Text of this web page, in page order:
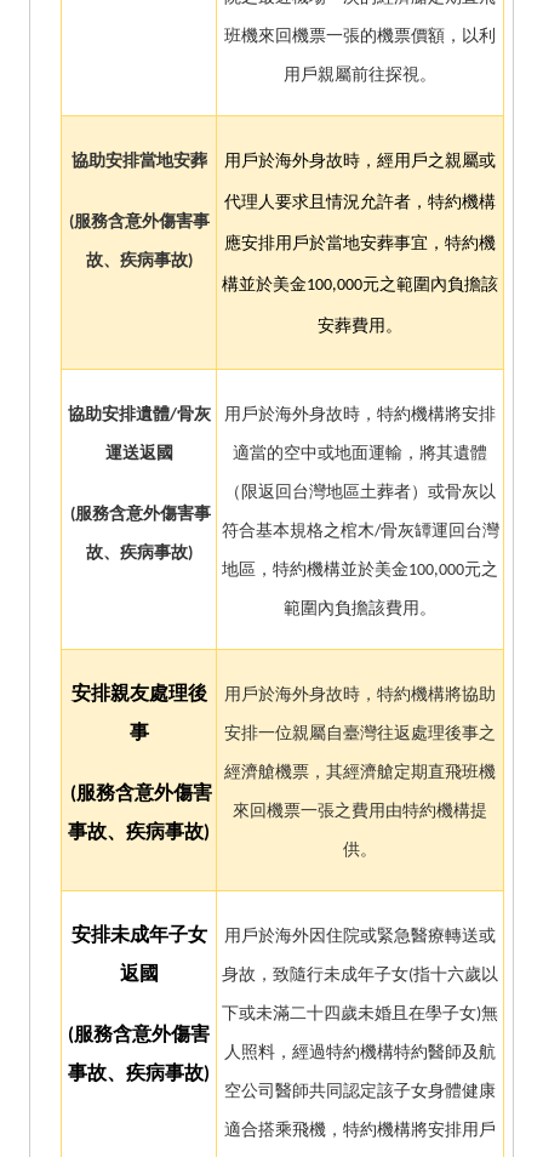
班機來回機票一張的機票價額，以利
用戶親屬前往探視。
協助安排當地安葬
(服務含意外傷害事
故、疾病事故)
用戶於海外身故時，經用戶之親屬或
代理人要求且情況允許者，特約機構
應安排用戶於當地安葬事宜，特約機
構並於美金100,000元之範圍內負擔該
安葬費用。
協助安排遺體/骨灰
運送返國
(服務含意外傷害事
故、疾病事故)
用戶於海外身故時，特約機構將安排
適當的空中或地面運輸，將其遺體
（限返回台灣地區土葬者）或骨灰以
符合基本規格之棺木/骨灰罈運回台灣
地區，特約機構並於美金100,000元之
範圍內負擔該費用。
安排親友處理後
事
(服務含意外傷害
事故、疾病事故)
用戶於海外身故時，特約機構將協助
安排一位親屬自臺灣往返處理後事之
經濟艙機票，其經濟艙定期直飛班機
來回機票一張之費用由特約機構提
供。
安排未成年子女
返國
(服務含意外傷害
事故、疾病事故)
用戶於海外因住院或緊急醫療轉送或
身故，致隨行未成年子女(指十六歲以
下或未滿二十四歲未婚且在學子女)無
人照料，經過特約機構特約醫師及航
空公司醫師共同認定該子女身體健康
適合搭乘飛機，特約機構將安排用戶